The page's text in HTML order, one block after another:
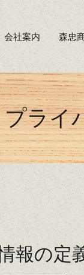
会社案内 森忠
プライ
報の定